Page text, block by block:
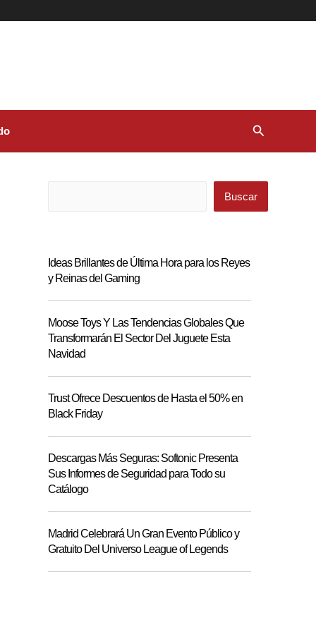
Buscar
Buscar
Ideas Brillantes de Última Hora para los Reyes
y Reinas del Gaming
Moose Toys Y Las Tendencias Globales Que
Transformarán El Sector Del Juguete Esta
Navidad
Trust Ofrece Descuentos de Hasta el 50% en
Black Friday
Descargas Más Seguras: Softonic Presenta
Sus Informes de Seguridad para Todo su
Catálogo
Madrid Celebrará Un Gran Evento Público y
Gratuito Del Universo League of Legends